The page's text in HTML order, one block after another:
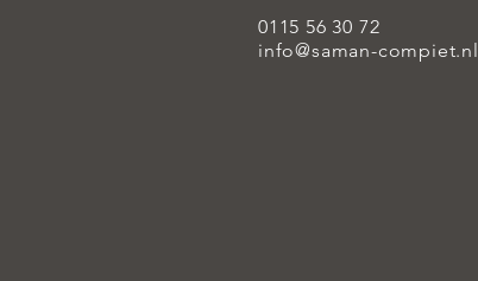
0115 56 30 72
info@saman-compiet.nl